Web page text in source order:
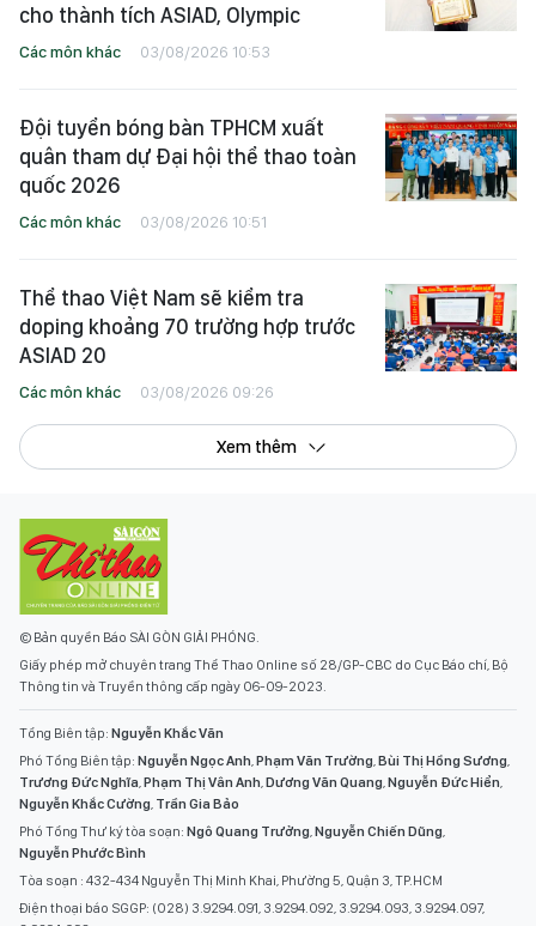
cho thành tích ASIAD, Olympic
Các môn khác 03/08/2026 10:53
Đội tuyển bóng bàn TPHCM xuất
quân tham dự Đại hội thể thao toàn
quốc 2026
Các môn khác 03/08/2026 10:51
Thể thao Việt Nam sẽ kiểm tra
doping khoảng 70 trường hợp trước
ASIAD 20
Các môn khác 03/08/2026 09:26
Xem thêm
© Bản quyền Báo SÀI GÒN GIẢI PHÓNG.
Giấy phép mở chuyên trang Thể Thao Online số 28/GP-CBC do Cục Báo chí, Bộ
Thông tin và Truyền thông cấp ngày 06-09-2023.
Tổng Biên tập: Nguyễn Khắc Văn
Phó Tổng Biên tập: Nguyễn Ngọc Anh,Phạm Văn Trường,Bùi Thị Hồng Sương,
Trương Đức Nghĩa,Phạm Thị Vân Anh,Dương Văn Quang,Nguyễn Đức Hiển,
Nguyễn Khắc Cường, Trần Gia Bảo
Phó Tổng Thư ký tòa soạn: Ngô Quang Trưởng,Nguyễn Chiến Dũng,
Nguyễn Phước Bình
Tòa soạn : 432-434 Nguyễn Thị Minh Khai, Phường 5, Quận 3, TP.HCM
Điện thoại báo SGGP: (028) 3.9294.091, 3.9294.092, 3.9294.093, 3.9294.097,